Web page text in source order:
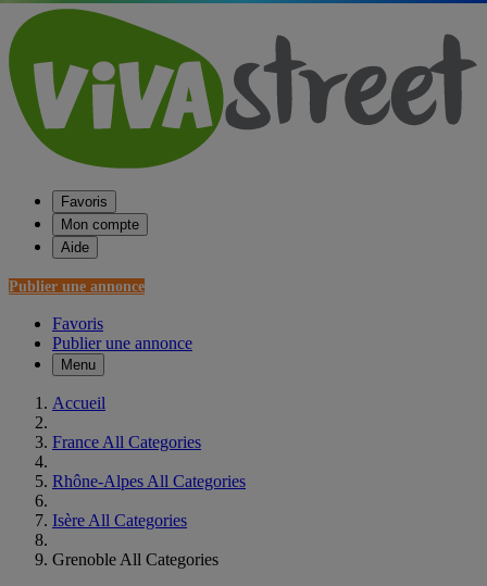
Favoris
Mon compte
Aide
Publier une annonce
Favoris
Publier une annonce
Menu
Accueil
France All Categories
Rhône-Alpes All Categories
Isère All Categories
Grenoble All Categories